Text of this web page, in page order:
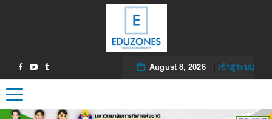
August 8, 2026| เข้าสู่ระบบ
Toggle navigation